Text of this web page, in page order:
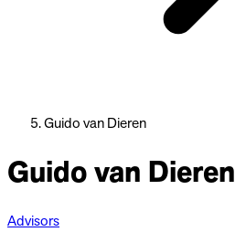
Guido van Dieren
Guido van Dieren
Advisors